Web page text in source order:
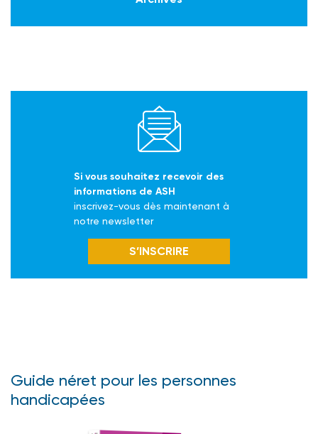
Si vous souhaitez recevoir des
informations de ASH
inscrivez-vous dès maintenant à
notre newsletter
S’INSCRIRE
Guide néret pour les personnes
handicapées